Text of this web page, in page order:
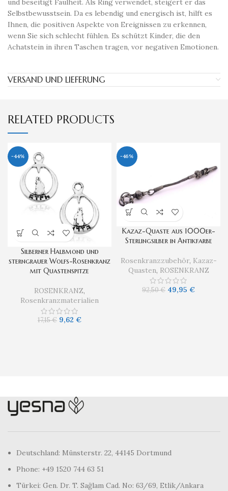
und beseitigt Faulheit. Als Ring verwendet, steigert er das
Selbstbewusstsein. Da es lebendig und energisch ist, hilft es
Ihnen, die positiven Aspekte von Ereignissen zu erkennen,
wenn Sie sich schlecht fühlen. Es schützt Kinder, die den
Achatstein in ihren Taschen tragen, vor negativen Emotionen.
VERSAND UND LIEFERUNG
RELATED PRODUCTS
-44%
Silberner Halbmond und
sterngrauer Wolfs-Rosenkranz
mit Quastenspitze
ROSENKRANZ,
Rosenkranzmaterialien
17,15€ 9,62 €
-46%
Kazaz-Quaste aus 1000er-
Sterlingsilber in Antikfarbe
Rosenkranzzubehör, Kazaz-
Quasten, ROSENKRANZ
92,50€ 49,95 €
Deutschland: Münsterstr. 22, 44145 Dortmund
Phone: +49 1520 744 63 51
Türkei: Gen. Dr. T. Sağlam Cad. No: 63/69, Etlik/Ankara